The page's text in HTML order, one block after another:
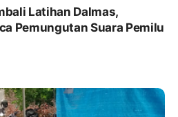
Latihan Dalmas,
Pemungutan Suara Pemilu